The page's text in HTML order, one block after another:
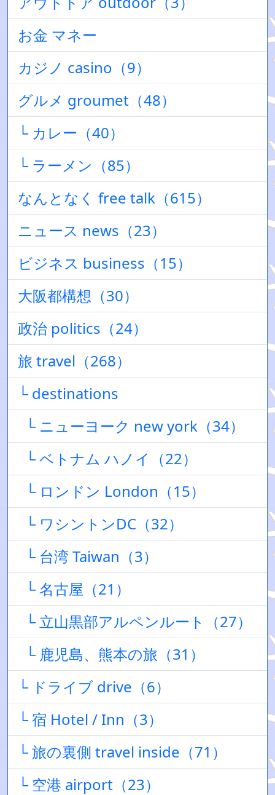
お金 マネー
カジノ casino（9）
グルメ groumet（48）
└ カレー（40）
└ ラーメン（85）
なんとなく free talk（615）
ニュース news（23）
ビジネス business（15）
大阪都構想（30）
政治 politics（24）
旅 travel（268）
└ destinations
└ ニューヨーク new york（34）
└ ベトナム ハノイ（22）
└ ロンドン London（15）
└ ワシントンDC（32）
└ 台湾 Taiwan（3）
└ 名古屋（21）
└ 立山黒部アルペンルート（27）
└ 鹿児島、熊本の旅（31）
└ ドライブ drive（6）
└ 宿 Hotel / Inn（3）
└ 旅の裏側 travel inside（71）
└ 空港 airport（23）